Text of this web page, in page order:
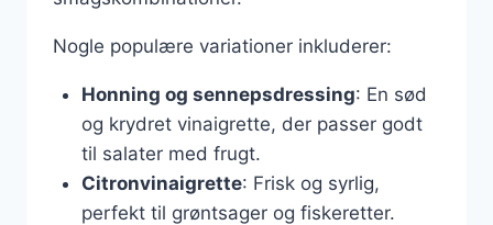
Nogle populære variationer inkluderer:
Honning og sennepsdressing: En sød
og krydret vinaigrette, der passer godt
til salater med frugt.
Citronvinaigrette: Frisk og syrlig,
perfekt til grøntsager og fiskeretter.